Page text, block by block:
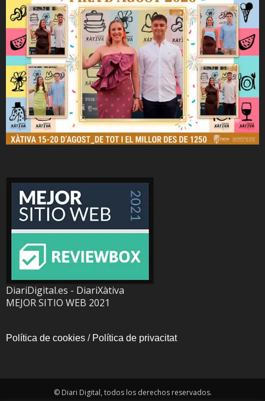
DiariDigital.es - DiariXàtiva
MEJOR SITIO WEB 2021
Política de cookies / Política de privacitat
© Diari Digital, todos los derechos reservados.